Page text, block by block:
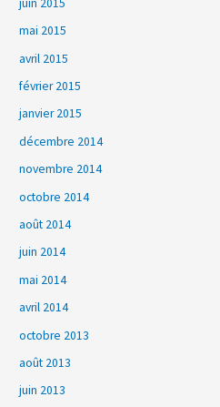
mai 2015
avril 2015
février 2015
janvier 2015
décembre 2014
novembre 2014
octobre 2014
août 2014
juin 2014
mai 2014
avril 2014
octobre 2013
août 2013
juin 2013